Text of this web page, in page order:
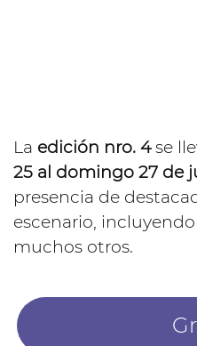
La edición nro. 4se
25 al domingo 27 de
presencia de
escenario, incluyendo
muchos otros.